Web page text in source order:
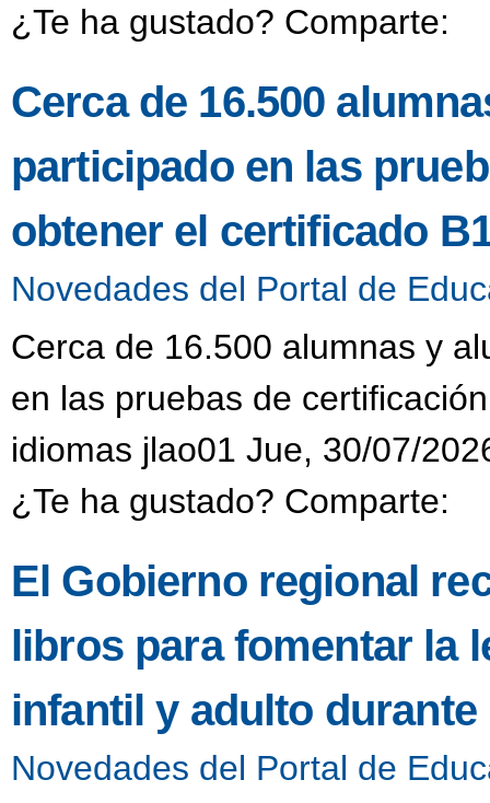
¿Te ha gustado? Comparte:
Cerca de 16.500
participado en las
obtener el certificado
Novedades del Portal de
Cerca de 16.500 alumnas y
en las pruebas de
idiomas jlao01 Jue, 30/07/
¿Te ha gustado? Comparte:
El Gobierno regional
libros para fomentar la
infantil y adulto
Novedades del Portal de